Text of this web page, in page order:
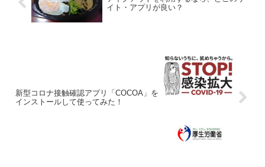
イト・アプリが良い？
新型コロナ接触確認アプリ「COCOA」を
インストールして使ってみた！